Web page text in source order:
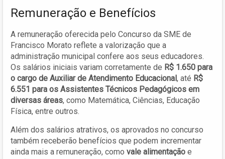
Remuneração e Benefícios
A remuneração oferecida pelo Concurso da SME de
Francisco Morato reflete a valorização que a
administração municipal confere aos seus educadores.
Os salários iniciais variam corretamente de R$ 1.650 para
o cargo de Auxiliar de Atendimento Educacional, até R$
6.551 para os Assistentes Técnicos Pedagógicos em
diversas áreas, como Matemática, Ciências, Educação
Física, entre outros.
Além dos salários atrativos, os aprovados no concurso
também receberão benefícios que podem incrementar
ainda mais a remuneração, como vale alimentação e